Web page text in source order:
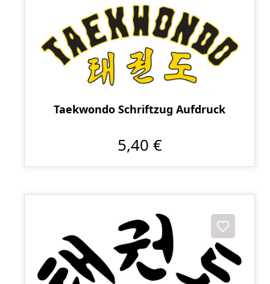
Taekwondo Schriftzug Aufdruck
5,40 €